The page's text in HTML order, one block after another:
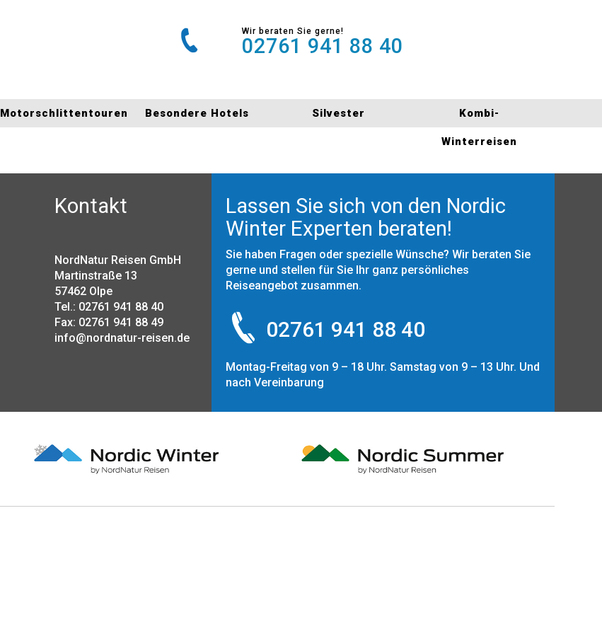
Wir beraten Sie gerne!
02761 941 88 40
Motorschlittentouren Besondere Hotels Silvester Kombi-
Winterreisen
Kontakt
NordNatur Reisen GmbH
Martinstraße 13
57462 Olpe
Tel.: 02761 941 88 40
Fax: 02761 941 88 49
info@nordnatur-reisen.de
Lassen Sie sich von den Nordic
Winter Experten beraten!
Sie haben Fragen oder spezielle Wünsche? Wir beraten Sie
gerne und stellen für Sie Ihr ganz persönliches
Reiseangebot zusammen.
02761 941 88 40
Montag-Freitag von 9 – 18 Uhr. Samstag von 9 – 13 Uhr. Und
nach Vereinbarung